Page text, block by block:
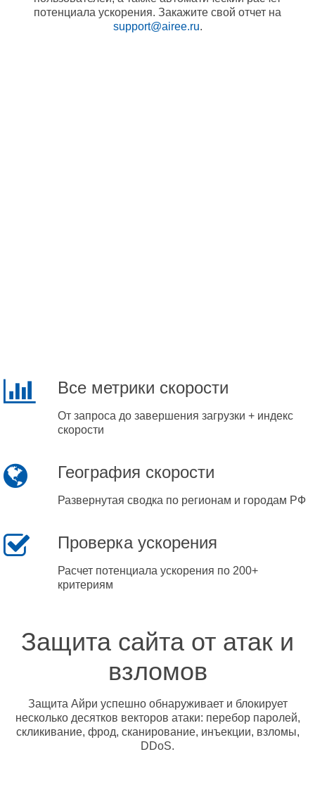
потенциала ускорения. Закажите свой отчет на
support@airee.ru.
Все метрики скорости
От запроса до завершения загрузки + индекс
скорости
География скорости
Развернутая сводка по регионам и городам РФ
Проверка ускорения
Расчет потенциала ускорения по 200+
критериям
Защита сайта от атак и
взломов
Защита Айри успешно обнаруживает и блокирует
несколько десятков векторов атаки: перебор паролей,
скликивание, фрод, сканирование, инъекции, взломы,
DDoS.